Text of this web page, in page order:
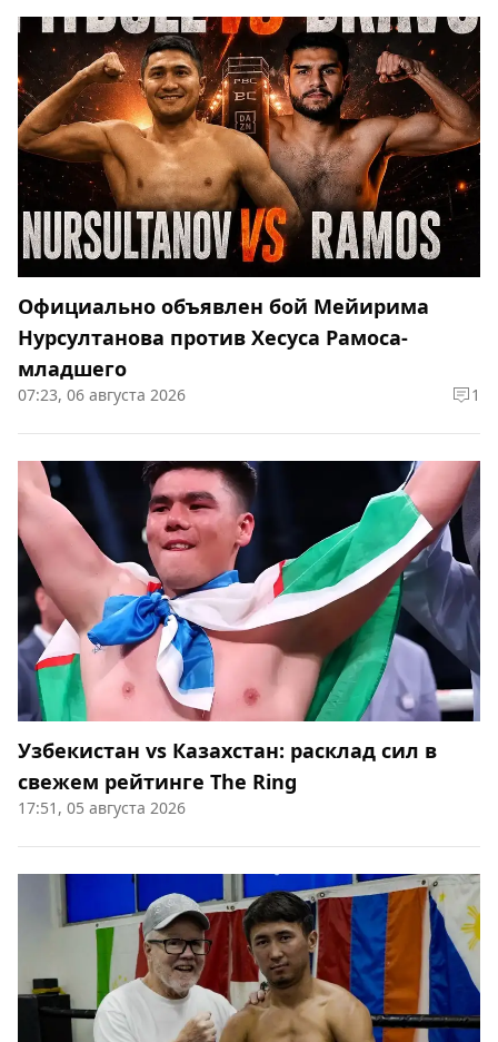
Официально объявлен бой Мейирима
Нурсултанова против Хесуса Рамоса-
младшего
07:23, 06 августа 2026 1
Узбекистан vs Казахстан: расклад сил в
свежем рейтинге The Ring
17:51, 05 августа 2026